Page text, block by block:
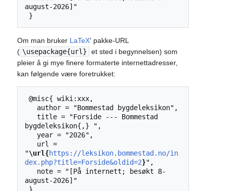
august-2026]"
Om man bruker LaTeX' pakke-URL
( \usepackage{url}
et sted i begynnelsen) som
pleier å gi mye finere formaterte internettadresser,
kan følgende være foretrukket:
bygdeleksikon{,} ",
"\url{https://leksikon.bommestad.no/in
dex.php?title=Forside&oldid=2}",
august-2026]"